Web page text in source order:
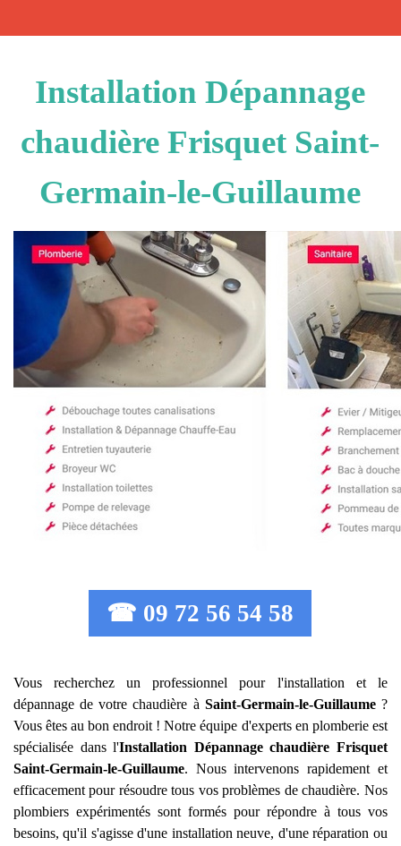
Installation Dépannage
chaudière Frisquet Saint-
Germain-le-Guillaume
☎ 09 72 56 54 58
Vous recherchez un professionnel pour l'installation et le
dépannage de votre chaudière à Saint-Germain-le-Guillaume?
Vous êtes au bon endroit ! Notre équipe d'experts en plomberie est
spécialisée dans l'Installation Dépannage chaudière Frisquet
Saint-Germain-le-Guillaume. Nous intervenons rapidement et
efficacement pour résoudre tous vos problèmes de chaudière. Nos
plombiers expérimentés sont formés pour répondre à tous vos
besoins, qu'il s'agisse d'une installation neuve, d'une réparation ou